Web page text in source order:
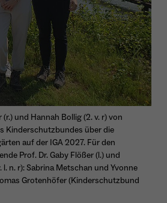
Cookies
Cookie wird beim Schliessen der Webseite
gelöscht
Standard Sitzungs-Identifikation (Formulare).
zur anonymen Wiedererkennung eines
die automatische Übersetzung der
GTranslate.
Inc.
die vom Nutzer gewählte Sprache für die
Übersetzung der Website.
anzeigen
und Hannah Bollig (2. v. r) von
Kinderschutzbundes über die
auf der IGA 2027. Für den
Prof. Dr. Gaby Flößer (l.) und
n. r): Sabrina Metschan und Yvonne
Grotenhöfer (Kinderschutzbund